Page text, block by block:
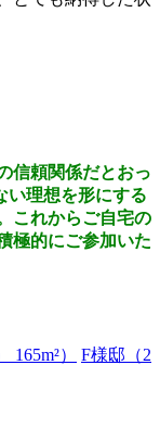
信頼関係だとおっ
い理想を形にする
これからご自宅の
極的にご参加いた
）
F様邸（2